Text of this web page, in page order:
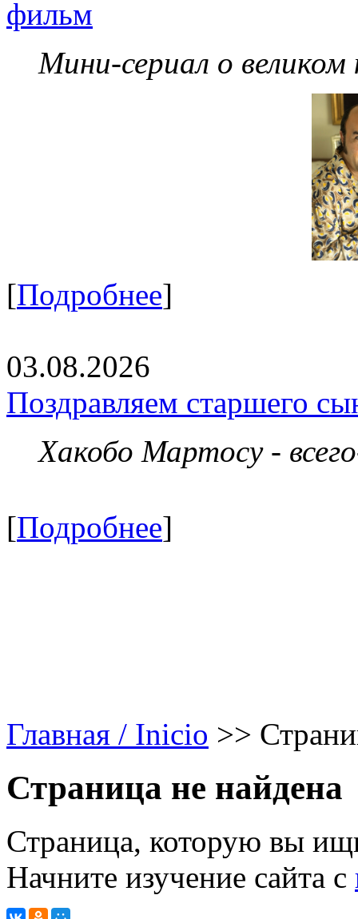
фильм
Мини-сериал о великом
[Подробнее]
03.08.2026
Поздравляем старшего
Хакобо Мартосу -
[Подробнее]
Главная / Inicio >>
Страница не найдена
Страница, которую вы
Начните изучение сайта с